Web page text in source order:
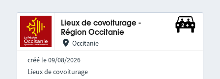
Lieux de covoiturage -
Région Occitanie
Occitanie
créé le 09/08/2026
Lieux de covoiturage